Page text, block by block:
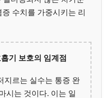
수치를 가중시키는 리
기 보호의 임계점
지르는 실수는 통증 완
시는 것이다. 이는 일